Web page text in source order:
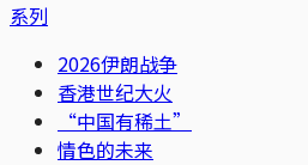
系列
2026伊朗战争
香港世纪大火
“中国有稀土”
情色的未来